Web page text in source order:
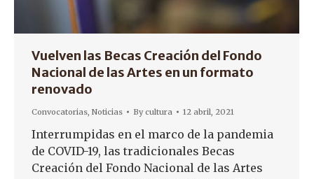
Vuelven las Becas Creación del Fondo
Nacional de las Artes en un formato
renovado
Convocatorias, Noticias Bycultura 12 abril, 2021
Interrumpidas en el marco de la pandemia
de COVID-19, las tradicionales Becas
Creación del Fondo Nacional de las Artes